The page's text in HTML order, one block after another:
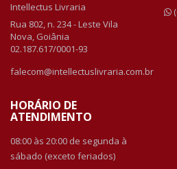
Intellectus Livraria
Rua 802, n. 234 - Leste Vila
Nova, Goiânia
02.187.617/0001-93
falecom@intellectuslivraria.com.br
HORÁRIO DE
ATENDIMENTO
08:00 às 20:00 de segunda à
sábado (exceto feriados)